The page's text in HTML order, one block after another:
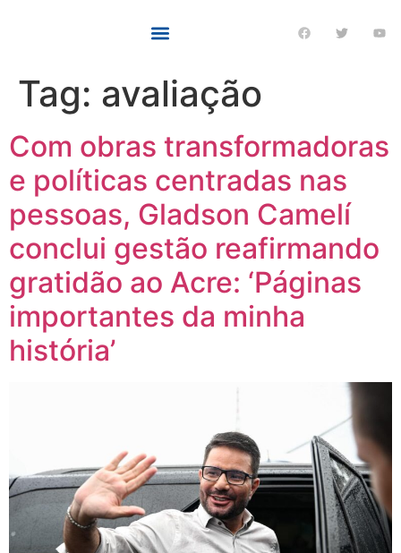
Tag: avaliação
Com obras transformadoras
e políticas centradas nas
pessoas, Gladson Camelí
conclui gestão reafirmando
gratidão ao Acre: ‘Páginas
importantes da minha
história’